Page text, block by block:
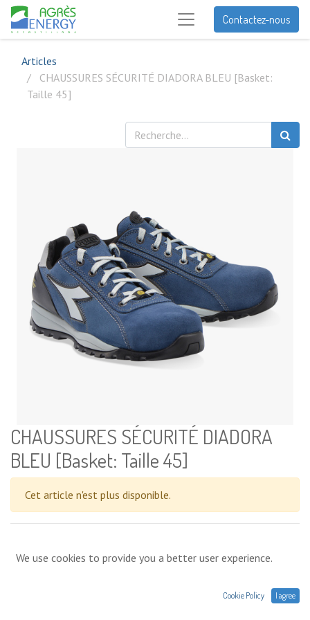
Contactez-nous
Articles
CHAUSSURES SÉCURITÉ DIADORA BLEU [Basket:
Taille 45]
CHAUSSURES SÉCURITÉ DIADORA
BLEU [Basket: Taille 45]
Cet article n'est plus disponible.
Prix exprimés Hors TVA. Expéditions,
contact@agres.energy ou +33(0) 1 75 86 44 62
We use cookies to provide you a better user experience.
Cookie Policy I agree